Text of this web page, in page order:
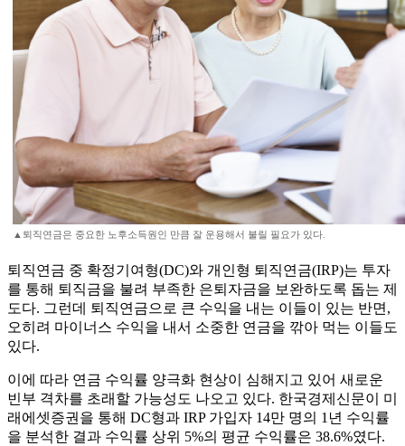
▲퇴직연금은 중요한 노후소득원인 만큼 잘 운용해서 불릴 필요가 있다.
퇴직연금 중 확정기여형(DC)와 개인형 퇴직연금(IRP)는 투자
를 통해 퇴직금을 불려 부족한 은퇴자금을 보완하도록 돕는 제
도다. 그런데 퇴직연금으로 큰 수익을 내는 이들이 있는 반면,
오히려 마이너스 수익을 내서 소중한 연금을 깎아 먹는 이들도
있다.
이에 따라 연금 수익률 양극화 현상이 심해지고 있어 새로운
빈부 격차를 초래할 가능성도 나오고 있다. 한국경제신문이 미
래에셋증권을 통해 DC형과 IRP 가입자 14만 명의 1년 수익률
을 분석한 결과 수익률 상위 5%의 평균 수익률은 38.6%였다.